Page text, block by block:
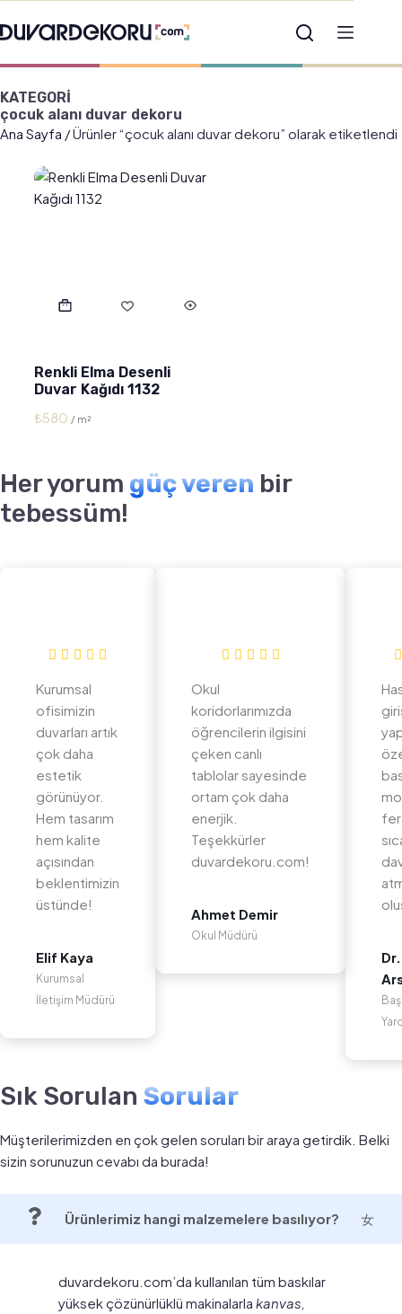
KATEGORİ
çocuk alanı duvar dekoru
Ana Sayfa / Ürünler “çocuk alanı duvar dekoru” olarak etiketlendi
Renkli Elma Desenli
Duvar Kağıdı 1132
₺580
Her yorum güç veren bir
tebessüm!
Kurumsal
ofisimizin
duvarları artık
çok daha
estetik
görünüyor.
Hem tasarım
hem kalite
açısından
beklentimizin
üstünde!
Elif Kaya
Kurumsal
İletişim Müdürü
Okul
koridorlarımızda
öğrencilerin ilgisini
çeken canlı
tablolar sayesinde
ortam çok daha
enerjik.
Teşekkürler
duvardekoru.com!
Ahmet Demir
Okul Müdürü
Sık Sorulan Sorular
Müşterilerimizden en çok gelen soruları bir araya getirdik. Belki
sizin sorunuzun cevabı da burada!
Ürünlerimiz hangi malzemelere basılıyor?
duvardekoru.com’da kullanılan tüm baskılar
yüksek çözünürlüklü makinalarla kanvas,